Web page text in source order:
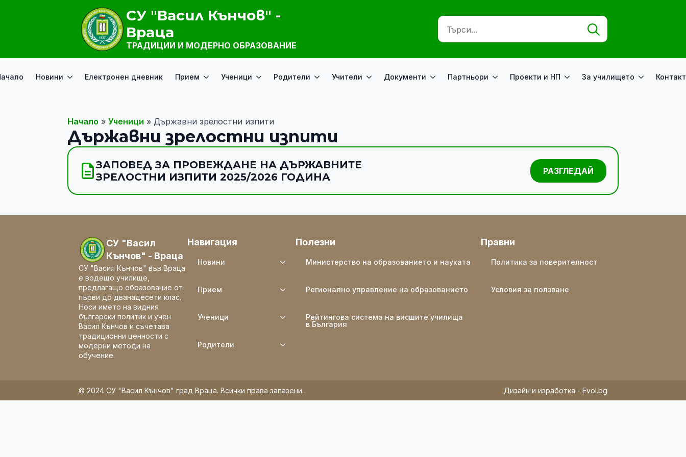
СУ "Васил Кънчов" -
Враца
ТРАДИЦИИ И МОДЕРНО ОБРАЗОВАНИЕ
Search
Новини Електронен дневник Прием Ученици Родители Учители Документи Партньори Проекти и НП За училището
Начало » Ученици » Държавни зрелостни изпити
Държавни зрелостни изпити
ЗАПОВЕД ЗА ПРОВЕЖДАНЕ НА ДЪРЖАВНИТЕ
ЗРЕЛОСТНИ ИЗПИТИ 2025/2026 ГОДИНА
РАЗГЛЕДАЙ
СУ "Васил
Кънчов" - Враца
СУ "Васил Кънчов" във Враца
е водещо училище,
предлагащо образование от
първи до дванадесети клас.
Носи името на видния
български политик и учен
Васил Кънчов и съчетава
традиционни ценности с
модерни методи на
обучение.
Навигация
Новини
Прием
Ученици
Родители
Полезни
Министерство на образованието и науката
Регионално управление на образованието
Рейтингова система на висшите училища
в България
Правни
Политика за поверителност
Условия за ползване
© 2024 СУ "Васил Кънчов" град Враца. Всички права запазени. Дизайн и изработка - Evol.bg